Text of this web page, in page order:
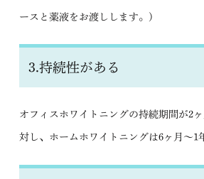
ースと薬液をお渡しします。)
3.持続性がある
オフィスホワイトニングの持続期間が2
対し、ホームホワイトニングは6ヶ月～1